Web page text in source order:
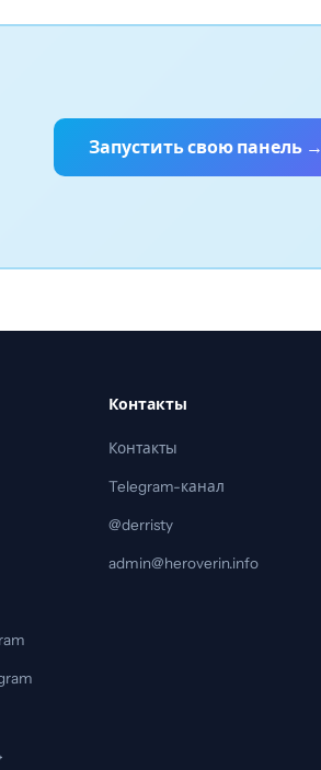
Запустить свою панель →
Контакты
Контакты
Telegram-канал
@derristy
admin@heroverin.info